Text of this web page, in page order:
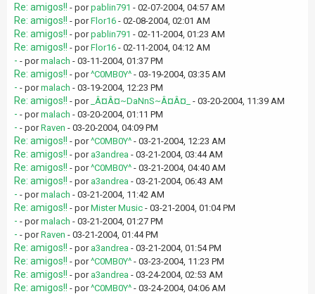
Re: amigos!! - porpablin791 - 02-07-2004, 04:57 AM
Re: amigos!! - porFlor16 - 02-08-2004, 02:01 AM
Re: amigos!! - porpablin791 - 02-11-2004, 01:23 AM
Re: amigos!! - porFlor16 - 02-11-2004, 04:12 AM
- - pormalach - 03-11-2004, 01:37 PM
Re: amigos!! - por^C0MB0Y^ - 03-19-2004, 03:35 AM
- - pormalach - 03-19-2004, 12:23 PM
Re: amigos!! - por _Â¤Â¤~DaNnS~Â¤Â¤_ - 03-20-2004, 11:39 AM
- - pormalach - 03-20-2004, 01:11 PM
- - porRaven - 03-20-2004, 04:09 PM
Re: amigos!! - por^C0MB0Y^ - 03-21-2004, 12:23 AM
Re: amigos!! - por a3andrea - 03-21-2004, 03:44 AM
Re: amigos!! - por^C0MB0Y^ - 03-21-2004, 04:40 AM
Re: amigos!! - por a3andrea - 03-21-2004, 06:43 AM
- - pormalach - 03-21-2004, 11:42 AM
Re: amigos!! - porMister Music - 03-21-2004, 01:04 PM
- - pormalach - 03-21-2004, 01:27 PM
- - porRaven - 03-21-2004, 01:44 PM
Re: amigos!! - por a3andrea - 03-21-2004, 01:54 PM
Re: amigos!! - por^C0MB0Y^ - 03-23-2004, 11:23 PM
Re: amigos!! - por a3andrea - 03-24-2004, 02:53 AM
Re: amigos!! - por^C0MB0Y^ - 03-24-2004, 04:06 AM